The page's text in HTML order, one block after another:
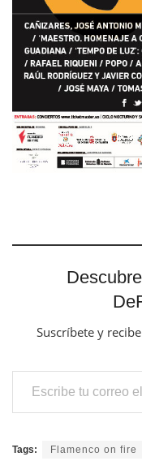
Suscríbete y
Escribe tu correo electrónico…
Tags: Flamenco on fire